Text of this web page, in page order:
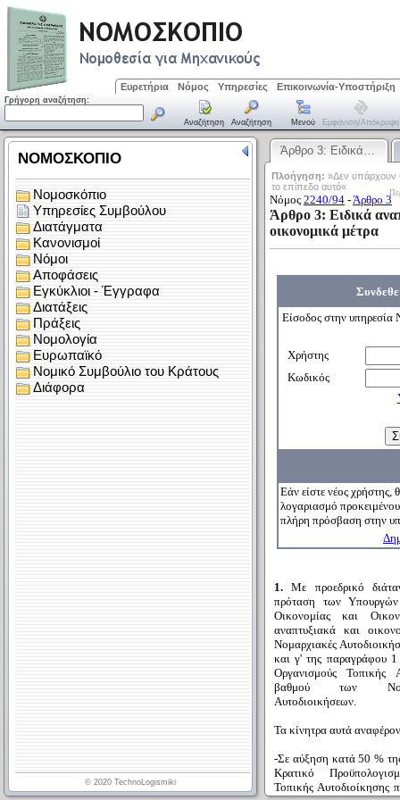
Ευρετήρια Νόμος Υπηρεσίες Επικοινωνία-Υποστήριξη
Γρήγορη αναζήτηση:
Αναζήτηση Αναζήτηση Μενού Εμφάνιση/απόκρυψη
Άρθρο 3: Ειδικά…